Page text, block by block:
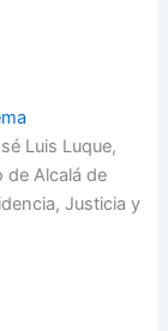
Luis Luque,
de Alcalá de
Justicia y